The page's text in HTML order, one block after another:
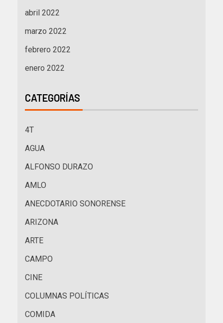
abril 2022
marzo 2022
febrero 2022
enero 2022
CATEGORÍAS
4T
AGUA
ALFONSO DURAZO
AMLO
ANECDOTARIO SONORENSE
ARIZONA
ARTE
CAMPO
CINE
COLUMNAS POLÍTICAS
COMIDA